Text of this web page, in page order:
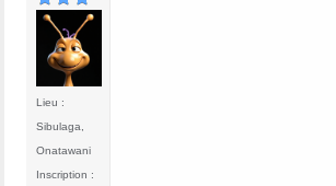
Lieu :
Sibulaga,
Onatawani
Inscription :